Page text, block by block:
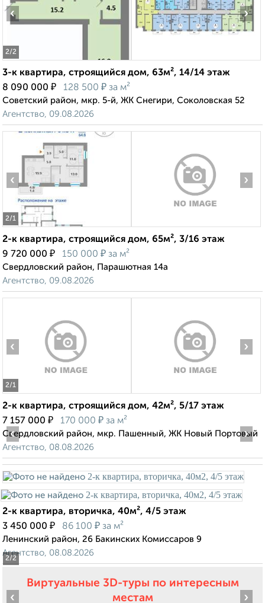
2/2
‹ ›
3-к квартира, строящийся дом, 63м², 14/14 этаж
8 090 000 ₽ 128 500 ₽ за м²
Советский район, мкр. 5-й, ЖК Снегири, Соколовская 52
Агентство, 09.08.2026
2/1
‹ ›
2-к квартира, строящийся дом, 65м², 3/16 этаж
9 720 000 ₽ 150 000 ₽ за м²
Свердловский район, Парашютная 14а
Агентство, 09.08.2026
2/1
‹ ›
2-к квартира, строящийся дом, 42м², 5/17 этаж
7 157 000 ₽ 170 000 ₽ за м²
Свердловский район, мкр. Пашенный, ЖК Новый Портовый
Агентство, 08.08.2026
2/2
‹ ›
2-к квартира, вторичка, 40м², 4/5 этаж
3 450 000 ₽ 86 100 ₽ за м²
Ленинский район, 26 Бакинских Комиссаров 9
Агентство, 08.08.2026
Виртуальные 3D-туры по интересным
местам
‹ ›